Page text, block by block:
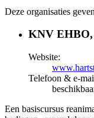
Deze organisaties
KNV EHBO,
Website:
Telefoon & e-
Een basiscursus